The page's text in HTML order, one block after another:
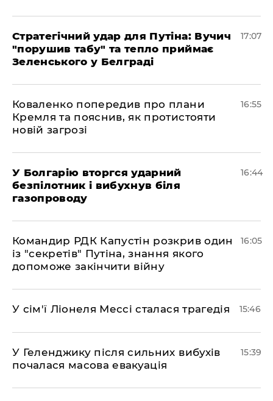
Стратегічний удар для Путіна: Вучич
"порушив табу" та тепло приймає
Зеленського у Белграді
17:07
Коваленко попередив про плани
Кремля та пояснив, як протистояти
новій загрозі
16:55
У Болгарію вторгся ударний
безпілотник і вибухнув біля
газопроводу
16:44
Командир РДК Капустін розкрив один
із "секретів" Путіна, знання якого
допоможе закінчити війну
16:05
У сім'ї Ліонеля Мессі сталася трагедія 15:46
У Геленджику після сильних вибухів
почалася масова евакуація
15:39